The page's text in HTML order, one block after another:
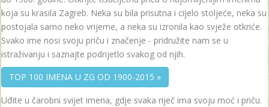
koja su krasila Zagreb. Neka su bila prisutna i cijelo stoljeće, neka su
postojala samo neko vrijeme, a neka su izronila kao svježe otkriće.
Svako ime nosi svoju priču i značenje - pridružite nam se u
istraživanju i saznajte podrijetlo svakog od njih.
TOP 100 IMENA U ZG OD 1900-2015 »
Uđite u čarobni svijet imena, gdje svaka riječ ima svoju moć i priču.